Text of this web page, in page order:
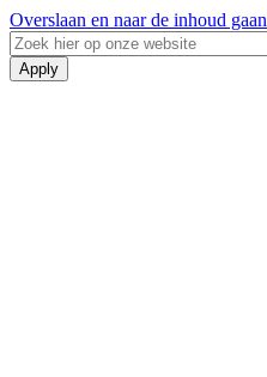
Overslaan en naar de inhoud gaan